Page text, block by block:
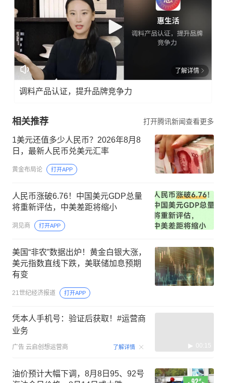
了解详情
调料产品认证，提升品牌竞争力
相关推荐 打开腾讯新闻查看更多
1美元还值多少人民币？2026年8月8
日，最新人民币兑美元汇率
黄金布局论 打开APP
人民币涨破6.76！中国美元GDP总量
将重新评估，中美差距将缩小
洞见商 打开APP
美国“非农”数据出炉！黄金白银大涨，
美元指数直线下跌，美联储加息预期
有变
21世纪经济报道 打开APP
凭本人手机号：验证后获取！#运营商
业务
广告 云启创想运营商 了解详情 00:15
油价预计大幅下调，8月8日95、92号